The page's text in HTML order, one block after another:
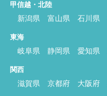
甲信越・北陸
新潟県 富山県 石川県
東海
岐阜県 静岡県 愛知県
関西
滋賀県 京都府 大阪府